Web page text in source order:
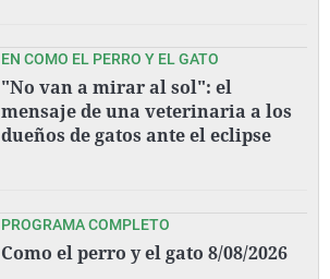
EN COMO EL PERRO Y EL GATO
"No van a mirar al sol": el
mensaje de una veterinaria a los
dueños de gatos ante el eclipse
PROGRAMA COMPLETO
Como el perro y el gato 8/08/2026